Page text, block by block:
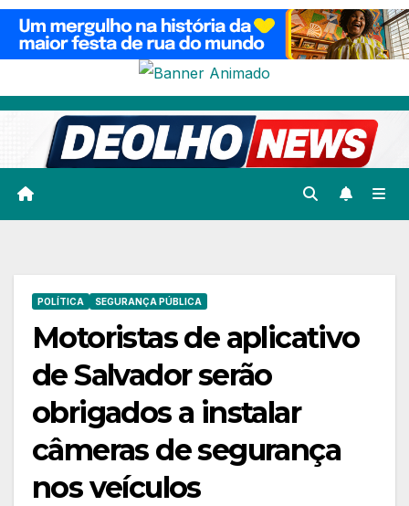
Skip
content
POLÍTICA SEGURANÇA PÚBLICA
Motoristas de aplicativo
de Salvador serão
obrigados a instalar
câmeras de segurança
nos veículos